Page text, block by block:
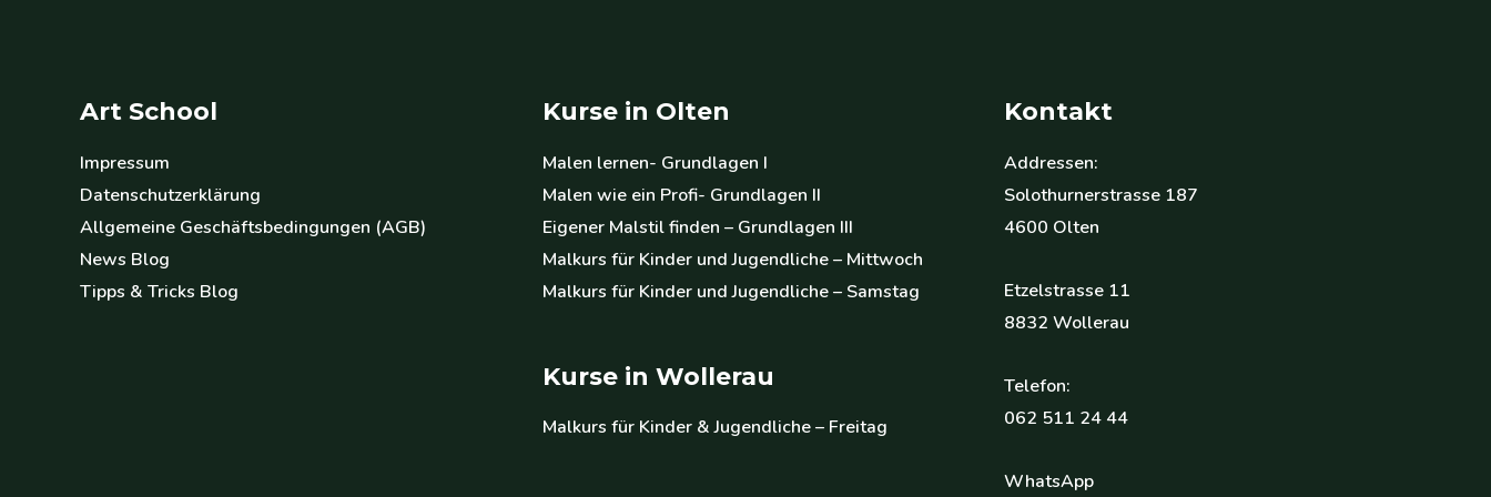
Art School
Impressum
Datenschutzerklärung
Allgemeine Geschäftsbedingungen (AGB)
News Blog
Tipps & Tricks Blog
Kurse in Olten
Malen lernen- Grundlagen I
Malen wie ein Profi- Grundlagen II
Eigener Malstil finden – Grundlagen III
Malkurs für Kinder und Jugendliche – Mittwoch
Malkurs für Kinder und Jugendliche – Samstag
Kurse in Wollerau
Malkurs für Kinder & Jugendliche – Freitag
Kontakt
Addressen:
Solothurnerstrasse 187
4600 Olten
Etzelstrasse 11
8832 Wollerau
Telefon:
062 511 24 44
WhatsApp